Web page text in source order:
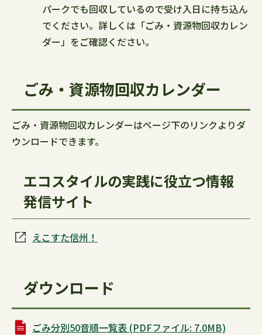
パークでも回収しているので受け入日に持ち込ん
でください。詳しくは「ごみ・資源物回収カレン
ダー」をご確認ください。
ごみ・資源物回収カレンダー
ごみ・資源物回収カレンダーはページ下のリンクよりダ
ウンロードできます。
エコスタイルの実践に役立つ情報
発信サイト
えこすた信州！
ダウンロード
ごみ分別50音順一覧表 (PDFファイル: 7.0MB)